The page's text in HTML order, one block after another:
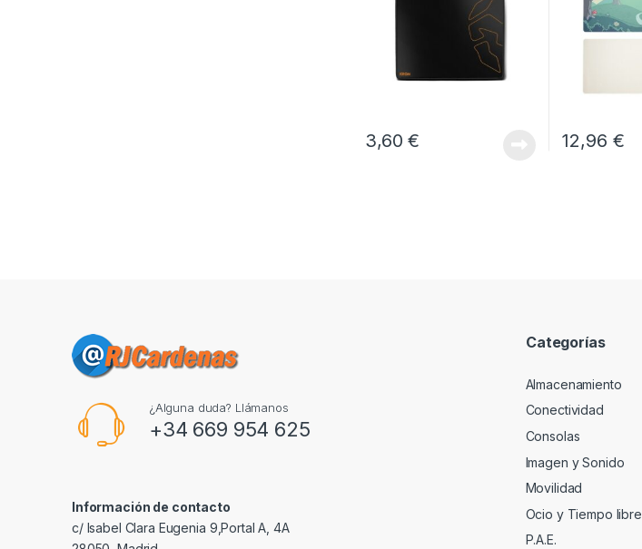
3,60€ 12,96 €
¿Alguna duda? Llámanos
+34 669 954 625
Información de contacto
c/ Isabel Clara Eugenia 9,Portal A, 4A
Categorías
Almacenamiento
Conectividad
Consolas
Imagen y Sonido
Movilidad
Ocio y Tiempo libre
P.A.E.